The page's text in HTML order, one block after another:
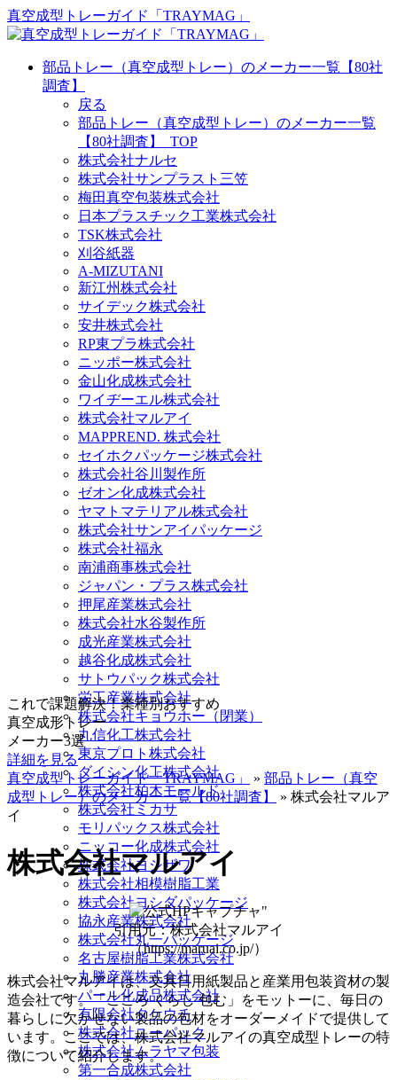
真空成型トレーガイド「TRAYMAG」
部品トレー（真空成型トレー）のメーカー一覧【80社
調査】
戻る
部品トレー（真空成型トレー）のメーカー一覧
【80社調査】_TOP
株式会社ナルセ
株式会社サンプラスト三笠
梅田真空包装株式会社
日本プラスチック工業株式会社
TSK株式会社
刈谷紙器
A-MIZUTANI
新江州株式会社
サイデック株式会社
安井株式会社
RP東プラ株式会社
ニッポー株式会社
金山化成株式会社
ワイヂーエル株式会社
株式会社マルアイ
MAPPREND. 株式会社
セイホクパッケージ株式会社
株式会社谷川製作所
ゼオン化成株式会社
ヤマトマテリアル株式会社
株式会社サンアイパッケージ
株式会社福永
南浦商事株式会社
ジャパン・プラス株式会社
押尾産業株式会社
株式会社水谷製作所
成光産業株式会社
越谷化成株式会社
サトウパック株式会社
栄工産業株式会社
株式会社キョウホー（閉業）
丸信化工株式会社
東京プロト株式会社
ダイシン化工株式会社
株式会社柏木モールド
株式会社ミカサ
モリパックス株式会社
ニッコー化成株式会社
株式会社ヨシザワ
株式会社相模樹脂工業
株式会社ヨシダパッケージ
協永産業株式会社
株式会社丸一パッケージ
名古屋樹脂工業株式会社
丸勝産業株式会社
パール化成品株式会社
有限会社タケウチ
株式会社ユーパック
株式会社ムラヤマ包装
第一合成株式会社
これで課題解決！業種別おすすめ
真空成形トレー
メーカー3選
詳細を見る
真空成型トレーガイド「TRAYMAG」
» 部品トレー（真空
成型トレー）のメーカー一覧【80社調査】
» 株式会社マルア
イ
株式会社マルアイ
引用元：株式会社マルアイ
（https://maruai.co.jp/）
株式会社マルアイは、文具日用紙製品と産業用包装資材の製
造会社です。「こころ くらし 包む」をモットーに、毎日の
暮らしに欠かせない製品の包材をオーダーメイドで提供して
います。ここでは、株式会社マルアイの真空成型トレーの特
徴について紹介します。